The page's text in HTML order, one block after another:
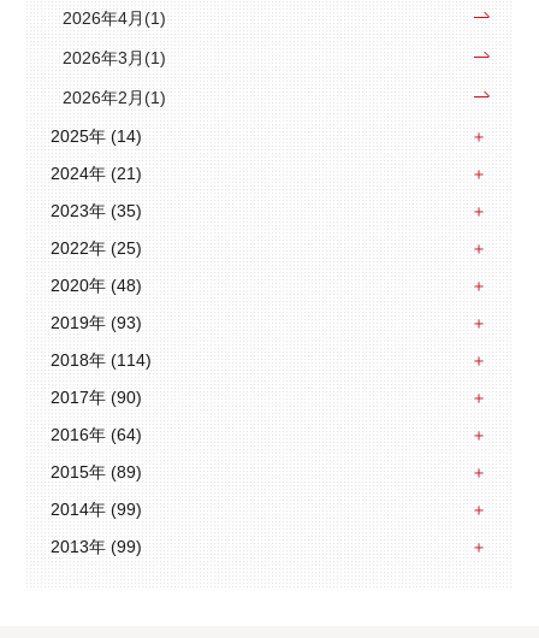
2026年4月(1)
2026年3月(1)
2026年2月(1)
2025年 (14)
2024年 (21)
2023年 (35)
2022年 (25)
2020年 (48)
2019年 (93)
2018年 (114)
2017年 (90)
2016年 (64)
2015年 (89)
2014年 (99)
2013年 (99)